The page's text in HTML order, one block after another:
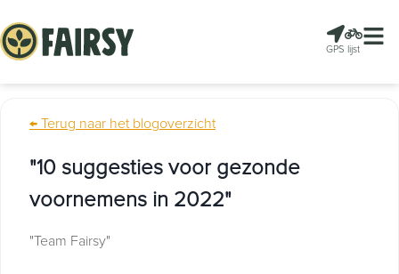
GPS lijst
← Terug naar het blogoverzicht
"10 suggesties voor gezonde
voornemens in 2022"
"Team Fairsy"